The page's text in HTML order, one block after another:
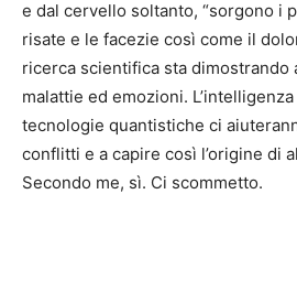
e dal cervello soltanto, “sorgono i
risate e le facezie così come il
ricerca scientifica sta dimostrando
malattie ed emozioni.
tecnologie quantistiche ci
conflitti e a capire così l’origine di
Secondo me, sì. Ci scommetto.